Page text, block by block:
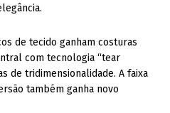
de tecido ganham costuras
com tecnologia “tear
de tridimensionalidade. A faixa
também ganha novo